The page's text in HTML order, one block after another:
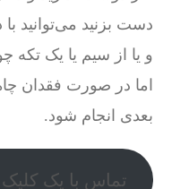
دست بزنید می‌توانید
و یا از سیم یا یک تکه
اما در صورت فقدان
بعدی انجام شود.
تماس با یک کلیک